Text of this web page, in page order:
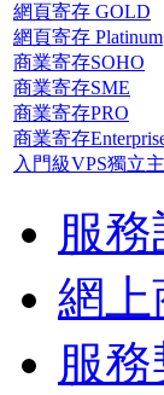
網頁寄存 GOLD
網頁寄存 Platinum
商業寄存SOHO
商業寄存SME
商業寄存PRO
商業寄存
入門級VPS獨立
服務
網上
服